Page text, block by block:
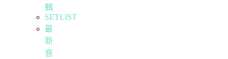
輯
SETLIST
最
新
音